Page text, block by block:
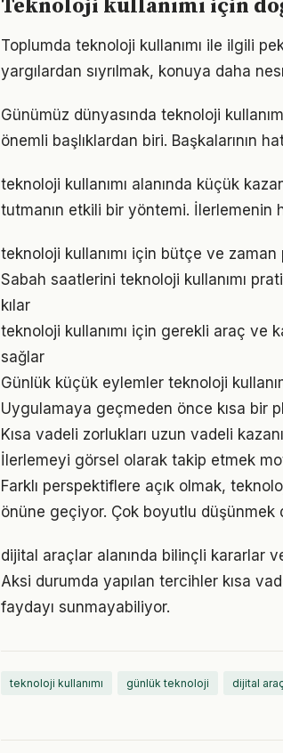
Teknoloji kullanımı için
Toplumda teknoloji kullanımı ile ilgili
yargılardan sıyrılmak, konuya daha
Günümüz dünyasında teknoloji
önemli başlıklardan biri. Başkalarının
teknoloji kullanımı alanında küçük
tutmanın etkili bir yöntemi. İlerlemenin
teknoloji kullanımı için bütçe ve zaman
Sabah saatlerini teknoloji kullanımı
kılar
teknoloji kullanımı için gerekli araç ve
sağlar
Günlük küçük eylemler teknoloji
Uygulamaya geçmeden önce kısa bir
Kısa vadeli zorlukları uzun vadeli
İlerlemeyi görsel olarak takip etmek
Farklı perspektiflere açık olmak,
önüne geçiyor. Çok boyutlu düşünmek
dijital araçlar alanında bilinçli kararlar
Aksi durumda yapılan tercihler kısa
faydayı sunmayabiliyor.
teknoloji kullanımı günlük teknoloji dijital